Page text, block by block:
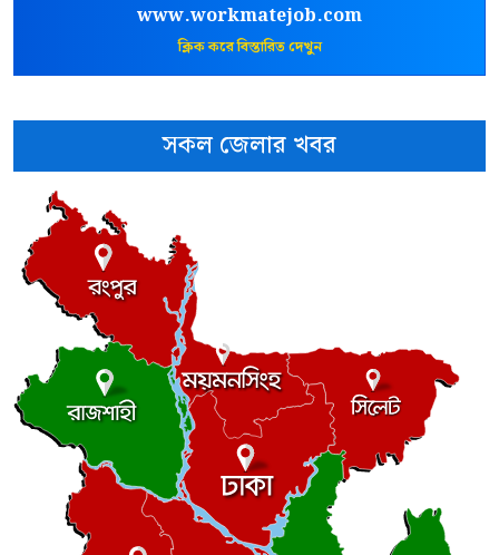
www.workmatejob.com
ক্লিক করে বিস্তারিত দেখুন
সকল জেলার খবর